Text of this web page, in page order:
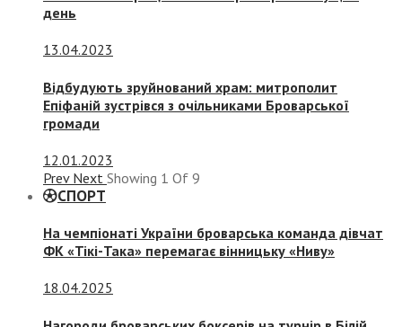
день
13.04.2023
Відбудують зруйнований храм: митрополит
Епіфаній зустрівся з очільниками Броварської
громади
12.01.2023
Prev Next Showing 1 Of 9
СПОРТ
На чемпіонаті України броварська команда дівчат
ФК «Тікі-Така» перемагає вінницьку «Ниву»
18.04.2025